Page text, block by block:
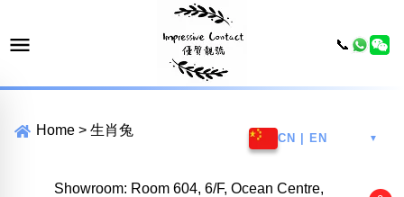
Home > 生肖兔
CN | EN ▼
Showroom: Room 604, 6/F, Ocean Centre,
📞